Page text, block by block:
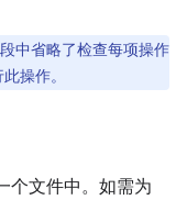
中省略了检查每项操作
操作。
个文件中。如需为